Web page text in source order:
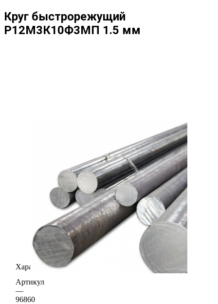
Круг быстрорежущий
Р12М3К10Ф3МП 1.5 мм
Характеристики
Артикул
—
96860